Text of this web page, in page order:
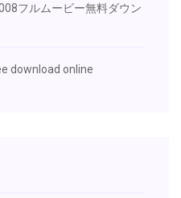
フルムービー無料ダウン
download online